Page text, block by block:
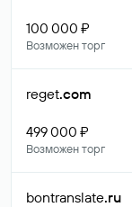
100 000 ₽
Возможен торг
reget.com
499 000 ₽
Возможен торг
bontranslate.ru